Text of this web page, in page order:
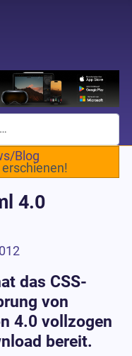
Blog
4.0
das CSS-
von
4.0 vollzogen
bereit.